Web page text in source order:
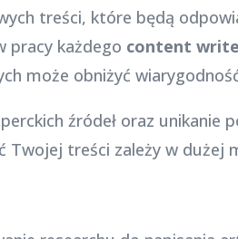
treści, które będą
pracy każdego content
może obniżyć
źródeł oraz unikanie
treści zależy w dużej